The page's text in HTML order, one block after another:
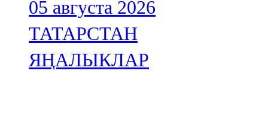
05 августа 2026
ТАТАРСТАН
ЯҢАЛЫКЛАР